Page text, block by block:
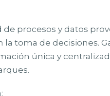
procesos y datos
toma de decisiones.
única y